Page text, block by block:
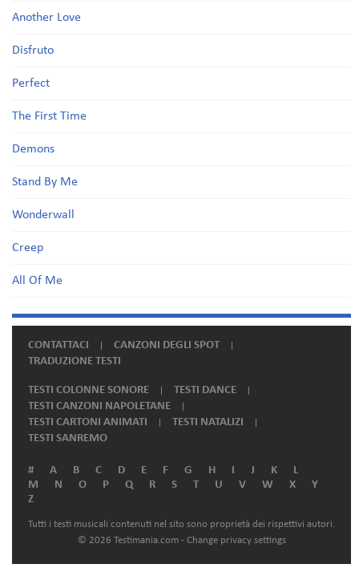
Another Love
Disfruto
Perfect
The First Time
Demons
Stand By Me
Wonderwall
Creep
All Of Me
CONTATTACI
CANZONI DEGLI SPOT
TRADUZIONE TESTI
TESTI COLONNE SONORE
TESTI DANCE
TESTI CANZONI NAPOLETANE
TESTI CARTONI ANIMATI
TESTI NATALIZI
TESTI SANREMO
# A B C D E F G H I J K
L
M
N O P Q R S T U V W X
Y
Z
Tutti i testi musicali contenuti nel sito sono proprietà dei rispettivi autori.
© 2026 Testimania.com - Change privacy settings